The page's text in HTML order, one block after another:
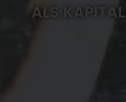
ALS